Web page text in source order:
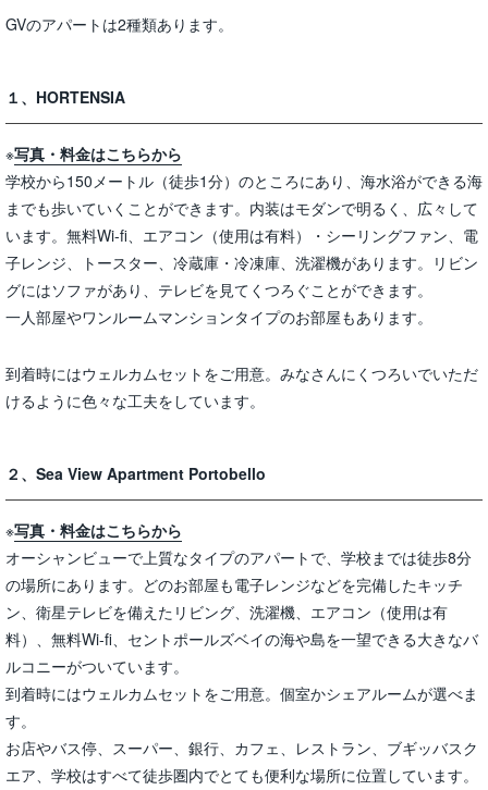
GVのアパートは2種類あります。
１、HORTENSIA
※写真・料金はこちらから
学校から150メートル（徒歩1分）のところにあり、海水浴ができる海
までも歩いていくことができます。内装はモダンで明るく、広々して
います。無料Wi-fi、エアコン（使用は有料）・シーリングファン、電
子レンジ、トースター、冷蔵庫・冷凍庫、洗濯機があります。リビン
グにはソファがあり、テレビを見てくつろぐことができます。
一人部屋やワンルームマンションタイプのお部屋もあります。
到着時にはウェルカムセットをご用意。みなさんにくつろいでいただ
けるように色々な工夫をしています。
２、Sea View Apartment Portobello
※写真・料金はこちらから
オーシャンビューで上質なタイプのアパートで、学校までは徒歩8分
の場所にあります。どのお部屋も電子レンジなどを完備したキッチ
ン、衛星テレビを備えたリビング、洗濯機、エアコン（使用は有
料）、無料Wi-fi、セントポールズベイの海や島を一望できる大きなバ
ルコニーがついています。
到着時にはウェルカムセットをご用意。個室かシェアルームが選べま
す。
お店やバス停、スーパー、銀行、カフェ、レストラン、ブギッバスク
エア、学校はすべて徒歩圏内でとても便利な場所に位置しています。